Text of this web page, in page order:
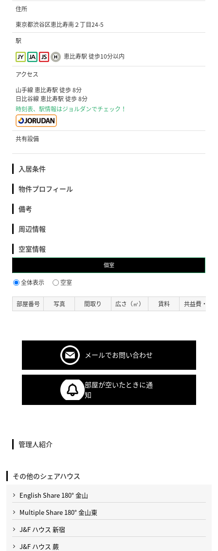
住所
東京都渋谷区恵比寿南２丁目24-5
駅
恵比寿駅 徒歩10分以内
アクセス
山手線 恵比寿駅 徒歩 8分
日比谷線 恵比寿駅 徒歩 8分
時刻表、駅情報はジョルダンでチェック！
共有設備
入居条件
物件プロフィール
備考
周辺情報
空室情報
個室
全体表示 空室
部屋番号 写真 間取り 広さ（㎡） 賃料 共益費・管
メールでお問い合わせ
部屋が空いたときに通
知
管理人紹介
その他のシェアハウス
English Share 180° 金山
Multiple Share 180° 金山東
J&F ハウス 新宿
J&F ハウス 蕨